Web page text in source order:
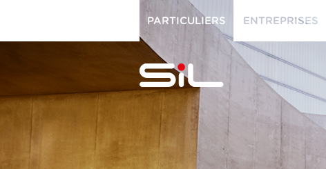
SiL
multimédia
PARTICULIERS
PARTICULIERS
ENTREPRISES
ENTREPRISES